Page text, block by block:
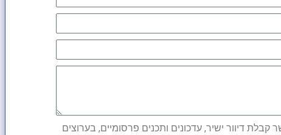
דיוור ישיר, עדכונים ותכנים פרסומיים, בערוצים